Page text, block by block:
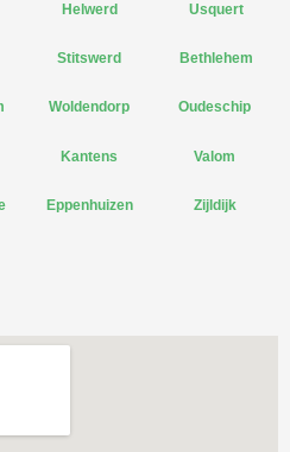
Helwerd
Stitswerd
Woldendorp
Kantens
Eppenhuizen
Usquert
Bethlehem
Oudeschip
Valom
Zijldijk